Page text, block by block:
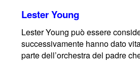
Lester Young
Lester Young può essere
successivamente hanno dato
parte dell’orchestra del padre